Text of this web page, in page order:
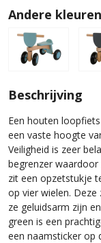
Andere
Beschrijving
Een houten
een vaste hoogte
Veiligheid is zeer
begrenzer
zit een opzetstukje
op vier wielen.
ze geluidsarm zijn
green is een
een naamsticker op